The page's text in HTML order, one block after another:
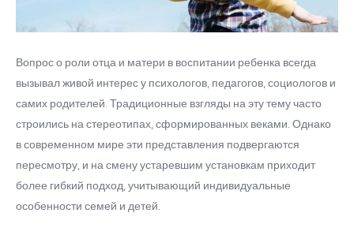
Вопрос о роли отца и матери в воспитании ребенка всегда
вызывал живой интерес у психологов, педагогов, социологов и
самих родителей. Традиционные взгляды на эту тему часто
строились на стереотипах, сформированных веками. Однако
в современном мире эти представления подвергаются
пересмотру, и на смену устаревшим установкам приходит
более гибкий подход, учитывающий индивидуальные
особенности семей и детей.